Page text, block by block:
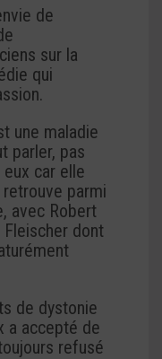
de
sur la
qui
une maladie
parler, pas
car elle
parmi
avec Robert
Fleischer dont
de dystonie
a accepté de
refusé